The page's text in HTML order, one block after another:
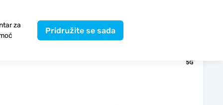
za
Pridružite se sada